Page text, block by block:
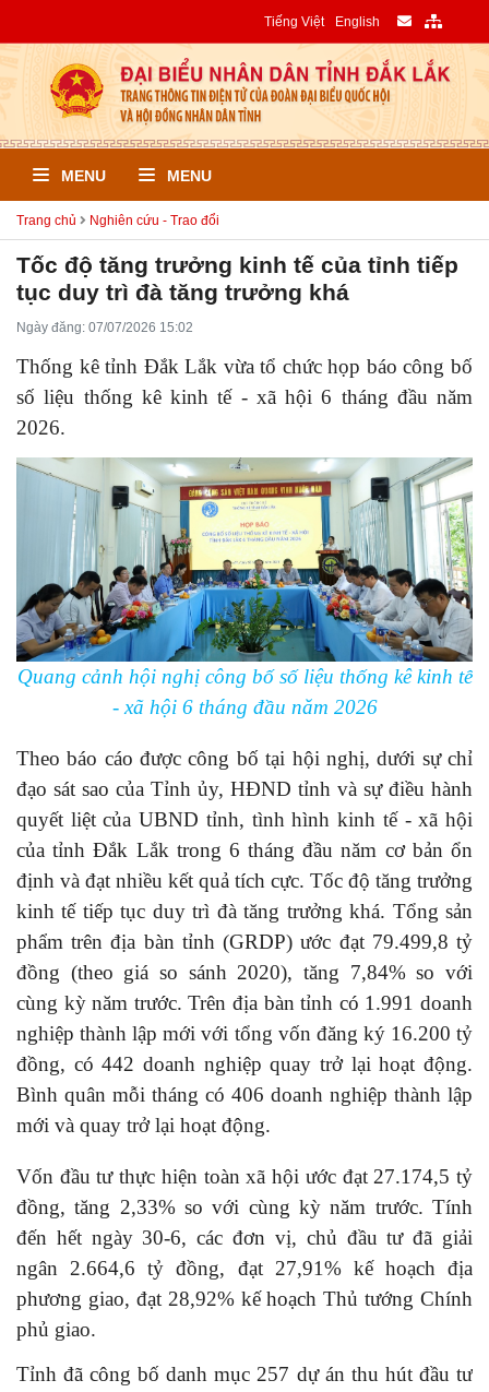
Tiếng Việt English
MENU MENU
Trang chủ Nghiên cứu - Trao đổi
Tốc độ tăng trưởng kinh tế của tỉnh tiếp
tục duy trì đà tăng trưởng khá
Ngày đăng: 07/07/2026 15:02
Thống kê tỉnh Đắk Lắk vừa tổ chức họp báo công bố
số liệu thống kê kinh tế - xã hội 6 tháng đầu năm
2026.
Quang cảnh hội nghị công bố số liệu thống kê kinh tế
- xã hội 6 tháng đầu năm 2026
Theo báo cáo được công bố tại hội nghị, dưới sự chỉ
đạo sát sao của Tỉnh ủy, HĐND tỉnh và sự điều hành
quyết liệt của UBND tỉnh, tình hình kinh tế - xã hội
của tỉnh Đắk Lắk trong 6 tháng đầu năm cơ bản ổn
định và đạt nhiều kết quả tích cực. Tốc độ tăng trưởng
kinh tế tiếp tục duy trì đà tăng trưởng khá. Tổng sản
phẩm trên địa bàn tỉnh (GRDP) ước đạt 79.499,8 tỷ
đồng (theo giá so sánh 2020), tăng 7,84% so với
cùng kỳ năm trước. Trên địa bàn tỉnh có 1.991 doanh
nghiệp thành lập mới với tổng vốn đăng ký 16.200 tỷ
đồng, có 442 doanh nghiệp quay trở lại hoạt động.
Bình quân mỗi tháng có 406 doanh nghiệp thành lập
mới và quay trở lại hoạt động.
Vốn đầu tư thực hiện toàn xã hội ước đạt 27.174,5 tỷ
đồng, tăng 2,33% so với cùng kỳ năm trước. Tính
đến hết ngày 30-6, các đơn vị, chủ đầu tư đã giải
ngân 2.664,6 tỷ đồng, đạt 27,91% kế hoạch địa
phương giao, đạt 28,92% kế hoạch Thủ tướng Chính
phủ giao.
Tỉnh đã công bố danh mục 257 dự án thu hút đầu tư